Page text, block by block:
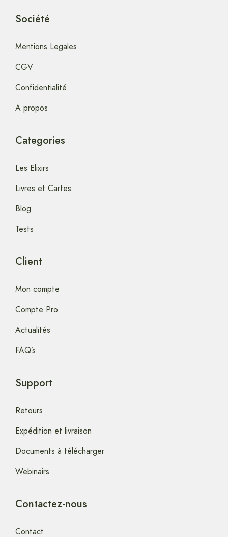
Société
Mentions Legales
CGV
Confidentialité
A propos
Categories
Les Elixirs
Livres et Cartes
Blog
Tests
Client
Mon compte
Compte Pro
Actualités
FAQ’s
Support
Retours
Expédition et livraison
Documents à télécharger
Webinairs
Contactez-nous
Contact